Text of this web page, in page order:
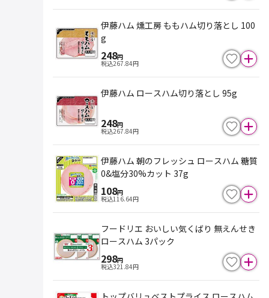
伊藤ハム 燻工房 ももハム切り落とし 100
g
248円
税込267.84円
伊藤ハム ロースハム切り落とし 95g
248円
税込267.84円
伊藤ハム 朝のフレッシュ ロースハム 糖質
0&塩分30%カット 37g
108円
税込116.64円
フードリエ おいしい気くばり 無えんせき
ロースハム 3パック
298円
税込321.84円